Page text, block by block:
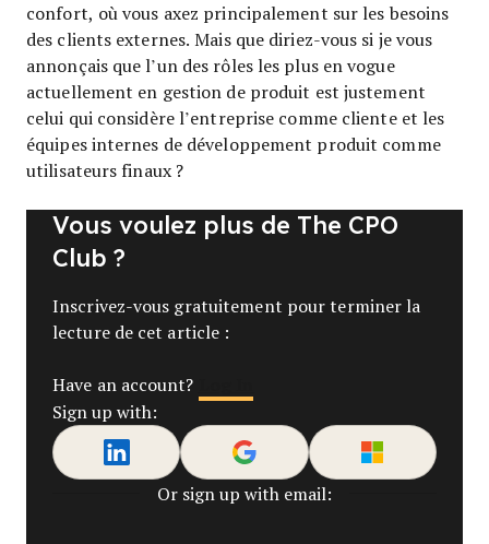
confort, où vous axez principalement sur les besoins
des clients externes. Mais que diriez-vous si je vous
annonçais que l’un des rôles les plus en vogue
actuellement en gestion de produit est justement
celui qui considère l’entreprise comme cliente et les
équipes internes de développement produit comme
utilisateurs finaux ?
Vous voulez plus de The CPO
Club ?
Inscrivez-vous gratuitement pour terminer la
lecture de cet article :
Have an account?
Sign up with:
Or sign up with email: